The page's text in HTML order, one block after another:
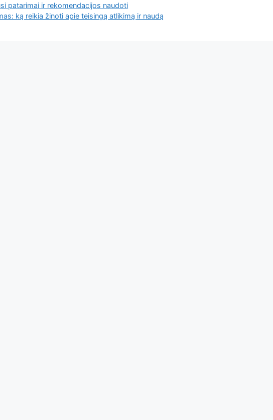
patarimai ir rekomendacijos naudoti
ką reikia žinoti apie teisingą atlikimą ir naudą